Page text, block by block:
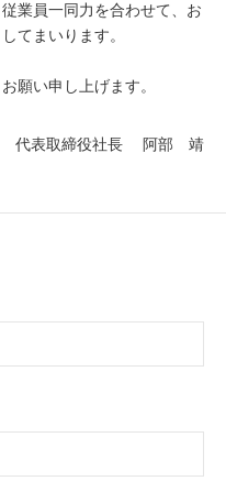
業員一同力を合わせて、お
てまいります。
願い申し上げます。
代表取締役社長 阿部 靖